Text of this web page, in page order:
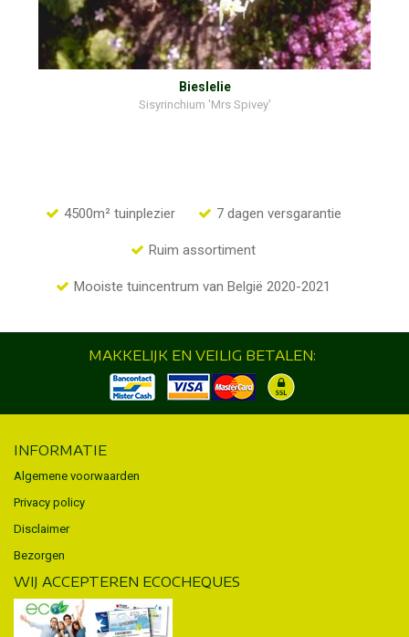
Bieslelie
Sisyrinchium 'Mrs Spivey'
4500m² tuinplezier 7 dagen versgarantie
Ruim assortiment
Mooiste tuincentrum van België 2020-2021
MAKKELIJK EN VEILIG BETALEN:
INFORMATIE
Algemene voorwaarden
Privacy policy
Disclaimer
Bezorgen
WIJ ACCEPTEREN ECOCHEQUES